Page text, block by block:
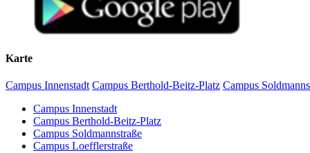
Karte
Campus Innenstadt Campus Berthold-Beitz-Platz Campus
Campus Innenstadt
Campus Berthold-Beitz-Platz
Campus Soldmannstraße
Campus Loefflerstraße